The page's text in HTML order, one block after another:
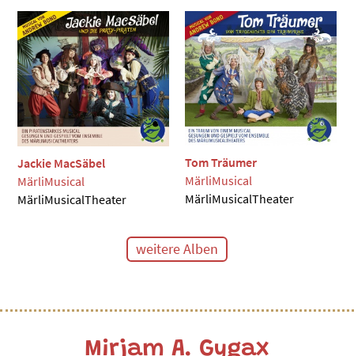
Jackie MacSäbel
MärliMusical
MärliMusicalTheater
Tom Träumer
MärliMusical
MärliMusicalTheater
weitere Alben
Mirjam A. Gygax